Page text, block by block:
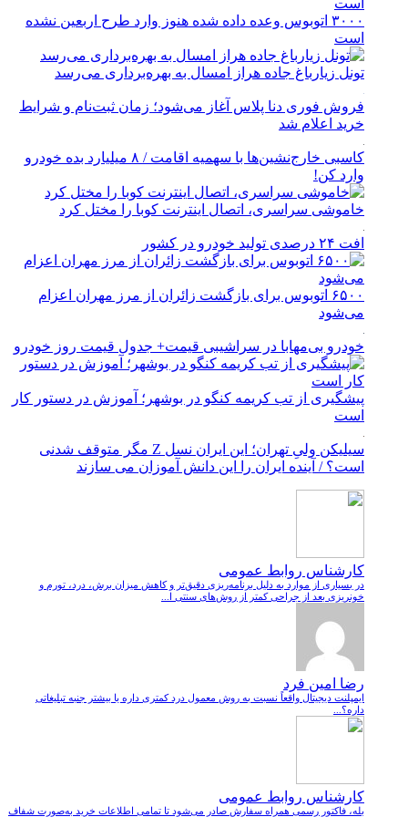
۳۰۰۰ اتوبوس وعده داده شده هنوز وارد طرح اربعین نشده
است
تونل زیارباغ جاده هراز امسال به بهره‌برداری می‌رسد
فروش فوری دنا پلاس آغاز می‌شود؛ زمان ثبت‌نام و شرایط
خرید اعلام شد
کاسبی خارج‌نشین‌ها با سهمیه اقامت / ۸ میلیارد بده خودرو
وارد کن!
خاموشی سراسری، اتصال اینترنت کوبا را مختل کرد
افت ۲۴ درصدی تولید خودرو در کشور
۶۵۰۰ اتوبوس برای بازگشت زائران از مرز مهران اعزام
می‌شود
خودرو بی‌مهابا در سراشیبی قیمت+ جدول قیمت روز خودرو
پیشگیری از تب کریمه کنگو در بوشهر؛ آموزش در دستور کار
است
سیلیکن ولیِ تهران؛ این ایران نسل Z مگر متوقف شدنی
است؟ / آینده ایران را این دانش آموزان می سازند
کارشناس روابط عمومی
در بسیاری از موارد به دلیل برنامه‌ریزی دقیق‌تر و کاهش میزان برش، درد، تورم و
خونریزی بعد از جراحی کمتر از روش‌های سنتی ا...
رضا امین فرد
ایمپلنت دیجیتال واقعاً نسبت به روش معمول درد کمتری داره یا بیشتر جنبه تبلیغاتی
داره؟...
کارشناس روابط عمومی
بله، فاکتور رسمی همراه سفارش صادر می‌شود تا تمامی اطلاعات خرید به‌صورت شفاف